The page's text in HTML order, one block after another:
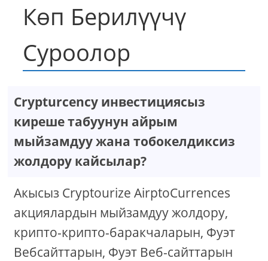
Көп Берилүүчү
Суроолор
Crypturcency инвестициясыз
киреше табуунун айрым
мыйзамдуу жана тобокелдиксиз
жолдору кайсылар?
Акысыз Cryptourize AirptoCurrences
акциялардын мыйзамдуу жолдору,
крипто-крипто-баракчаларын, Фуэт
Вебсайттарын, Фуэт Веб-сайттарын